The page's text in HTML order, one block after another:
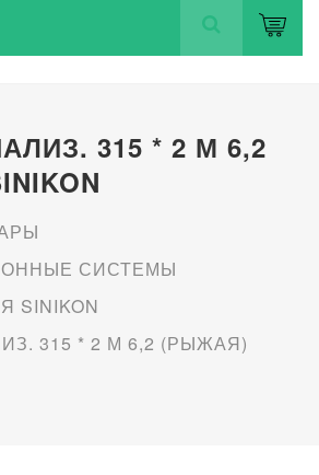
315 * 2 М 6,2
СИСТЕМЫ
SINIKON
315 * 2 М 6,2 (РЫЖАЯ)